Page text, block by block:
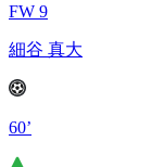
FW 9
細谷 真大
60’